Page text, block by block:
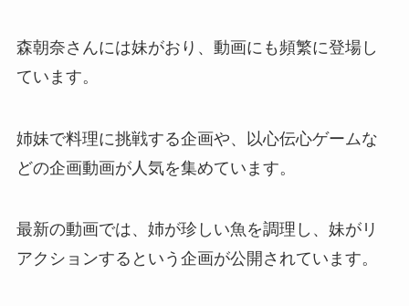
森朝奈さんには妹がおり、動画にも頻繁に登場し
ています。
姉妹で料理に挑戦する企画や、以心伝心ゲームな
どの企画動画が人気を集めています。
最新の動画では、姉が珍しい魚を調理し、妹がリ
アクションするという企画が公開されています。